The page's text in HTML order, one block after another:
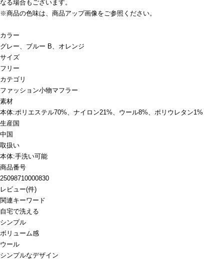
なる場合もございます。
※商品の色味は、商品アップ画像をご参照ください。
カラー
グレー、ブルー B、オレンジ
サイズ
フリー
カテゴリ
ファッション小物マフラー
素材
本体:ポリエステル70%、ナイロン21%、ウール8%、ポリウレタン1%
生産国
中国
取扱い
本体:手洗い可能
商品番号
25098710000830
レビュー(件)
関連キーワード
自宅で洗える
シンプル
ボリューム感
ウール
シンプルなデザイン